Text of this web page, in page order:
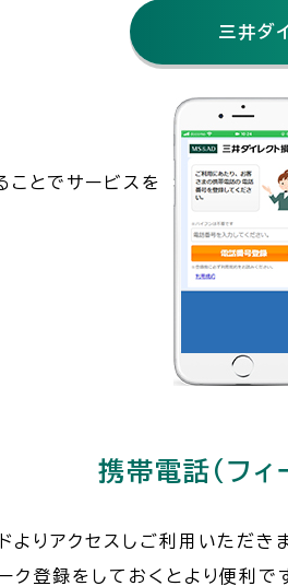
三井ダ
ことでサービスを
携帯電話（フィ
よりアクセスしご利用いただきま
ク登録をしておくとより便利です